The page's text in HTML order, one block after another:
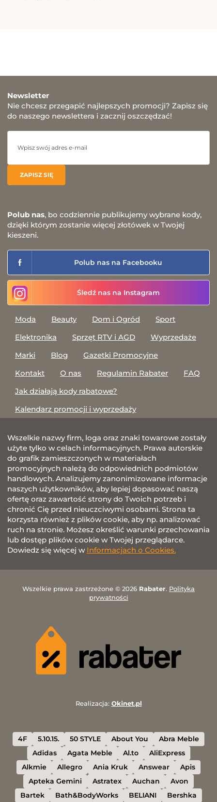
Newsletter
Nie chcesz przegapić najlepszych promocji? Zapisz się
do naszego newslettera i zacznij oszczędzać!
Polub nas, bo codziennie publikujemy wybrane kody,
dzięki którym zostanie więcej złotówek w Twojej
kieszeni.
Polub nas na Facebooku
Śledź nas na Instagram
Moda Beauty Dom i Ogród
Sport
Elektronika
Sprzęt RTV i AGD
Wyprzedaże
Marki
Blog
Gazetki Promocyjne
Kontakt
O nas Regulamin Rabater
FAQ
Jak działają kody rabatowe?
Kalendarz promocji i wyprzedaży
Wszelkie nazwy firm, loga oraz znaki towarowe zostały
użyte tylko w celach informacyjnych. Prawa autorskie
do grafik zamieszczonych w materiałach
promocyjnych należą do odpowiednich podmiotów
handlowych. Analizujemy zanonimizowane informacje
naszych użytkowników, aby lepiej dopasować naszą
ofertę oraz zawartość strony do Twoich potrzeb i
chronić Cię przed nieuczciwymi osobami. Strona ta
korzysta również z plików cookie, aby np. analizować
ruch na stronie. Możesz określić warunki przechowania
lub dostęp plików cookie w Twojej przeglądarce.
Dowiedz się więcej w Informacjach o Cookies.
Wszelkie prawa zastrzeżone © 2026 Rabater. Polityka
prywatności
Realizacja: Okinet.pl
4F 5.10.15. 50 STYLE About You
Abra Meble
Adidas
Agata Meble Al.to
AliExpress
Alkmie
Allegro Ania Kruk Answear
Apis
Apteka Gemini
Astratex Auchan
Avon
Bartek
Bath&BodyWorks BELIANI Bershka